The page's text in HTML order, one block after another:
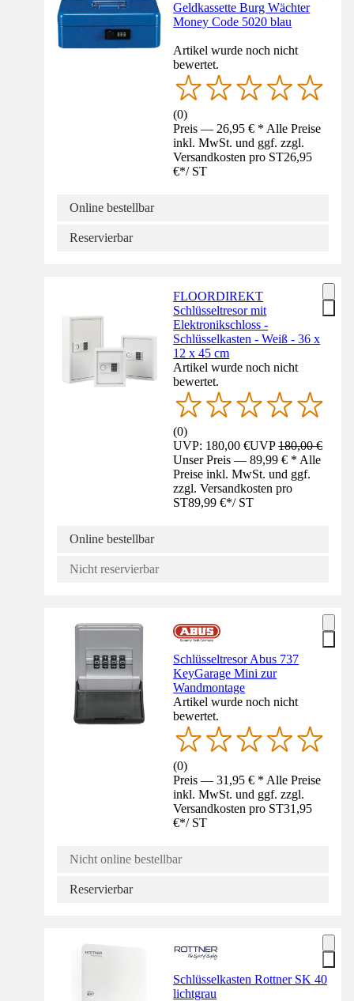
Geldkassette Burg Wächter
Money Code 5020 blau
Artikel wurde noch nicht
bewertet.
(0)
Preis — 26,95 € * Alle Preise
inkl. MwSt. und ggf. zzgl.
Versandkosten pro ST26,95
€*/ ST
Online bestellbar
Reservierbar
FLOORDIREKT
Schlüsseltresor mit
Elektronikschloss -
Schlüsselkasten - Weiß - 36 x
12 x 45 cm
Artikel wurde noch nicht
bewertet.
(0)
UVP: 180,00 €UVP180,00 €
Unser Preis — 89,99 € * Alle
Preise inkl. MwSt. und ggf.
zzgl. Versandkosten pro
ST89,99 €*/ ST
Online bestellbar
Nicht reservierbar
Schlüsseltresor Abus 737
KeyGarage Mini zur
Wandmontage
Artikel wurde noch nicht
bewertet.
(0)
Preis — 31,95 € * Alle Preise
inkl. MwSt. und ggf. zzgl.
Versandkosten pro ST31,95
€*/ ST
Nicht online bestellbar
Reservierbar
Schlüsselkasten Rottner SK 40
lichtgrau